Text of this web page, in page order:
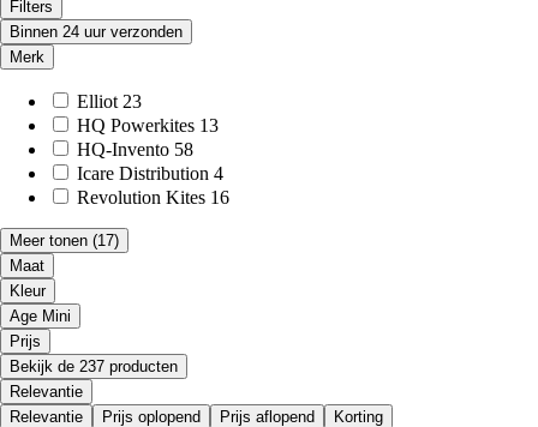
Filters
Binnen 24 uur verzonden
Merk
Elliot 23
HQ Powerkites 13
HQ-Invento 58
Icare Distribution 4
Revolution Kites 16
Meer tonen (17)
Maat
Kleur
Age Mini
Prijs
Bekijk de 237 producten
Relevantie
Relevantie
Prijs oplopend Prijs aflopend Korting